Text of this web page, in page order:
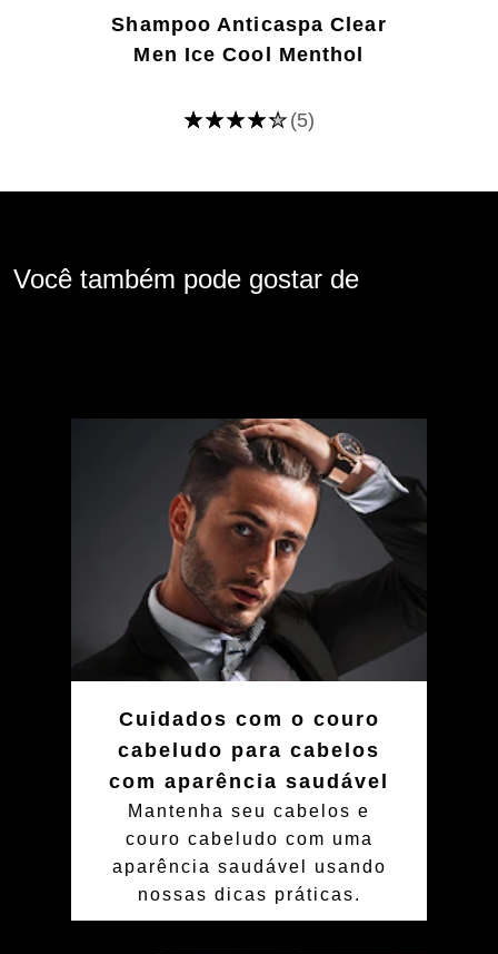
Shampoo Anticaspa Clear
Men Ice Cool Menthol
A
Cool
classificações.
(5)
Você também pode gostar de
Cuidados com o couro
cabeludo para cabelos
com aparência saudável
Mantenha seu cabelos e
couro cabeludo com uma
aparência saudável usando
nossas dicas práticas.